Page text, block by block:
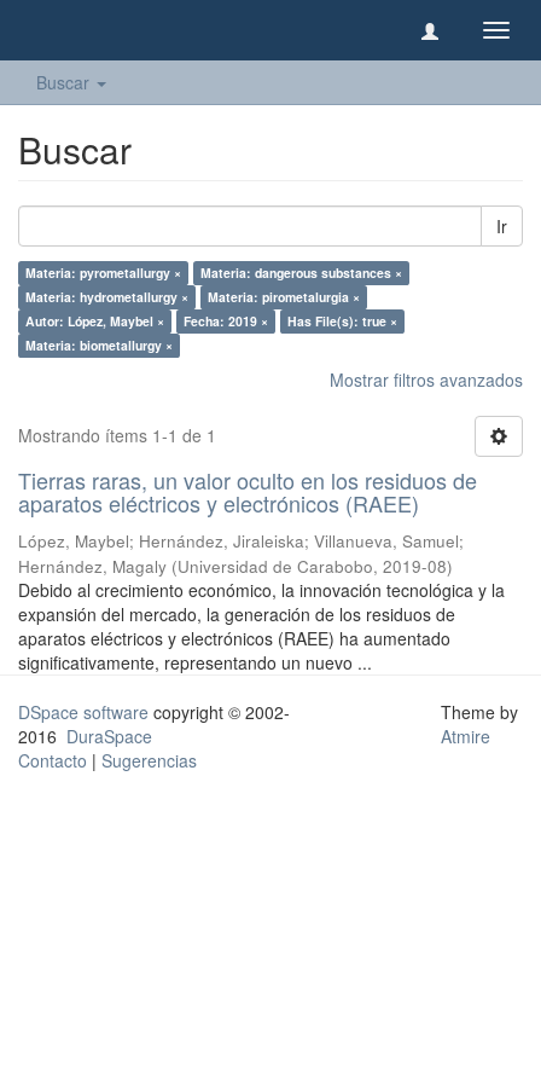
Buscar
Buscar
Ir
Materia: pyrometallurgy ×
Materia: dangerous substances ×
Materia: hydrometallurgy ×
Materia: pirometalurgia ×
Autor: López, Maybel ×
Fecha: 2019 ×
Has File(s): true ×
Materia: biometallurgy ×
Mostrar filtros avanzados
Mostrando ítems 1-1 de 1
Tierras raras, un valor oculto en los residuos de
aparatos eléctricos y electrónicos (RAEE)
López, Maybel; Hernández, Jiraleiska; Villanueva, Samuel;
Hernández, Magaly (Universidad de Carabobo, 2019-08)
Debido al crecimiento económico, la innovación tecnológica y la
expansión del mercado, la generación de los residuos de
aparatos eléctricos y electrónicos (RAEE) ha aumentado
significativamente, representando un nuevo ...
DSpace software copyright © 2002-
2016 DuraSpace
Contacto | Sugerencias
Theme by
Atmire